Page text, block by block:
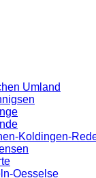
Umland
Koldingen-
Oesselse